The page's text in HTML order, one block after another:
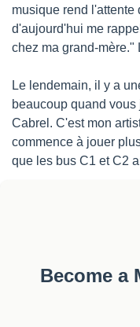
musique rend l'attente
d'aujourd'hui me
chez ma grand-mère."
Le lendemain, il y a
beaucoup quand
Cabrel. C'est mon
commence à jouer
que les bus C1 et C2
Become a